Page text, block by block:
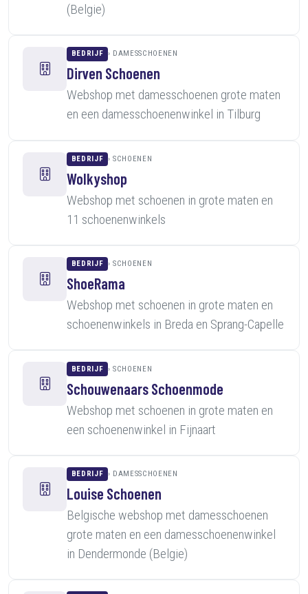
(Belgie)
BEDRIJF DAMESSCHOENEN
Dirven Schoenen
Webshop met damesschoenen grote maten
en een damesschoenenwinkel in Tilburg
BEDRIJF SCHOENEN
Wolkyshop
Webshop met schoenen in grote maten en
11 schoenenwinkels
BEDRIJF SCHOENEN
ShoeRama
Webshop met schoenen in grote maten en
schoenenwinkels in Breda en Sprang-Capelle
BEDRIJF SCHOENEN
Schouwenaars Schoenmode
Webshop met schoenen in grote maten en
een schoenenwinkel in Fijnaart
BEDRIJF DAMESSCHOENEN
Louise Schoenen
Belgische webshop met damesschoenen
grote maten en een damesschoenenwinkel
in Dendermonde (Belgie)